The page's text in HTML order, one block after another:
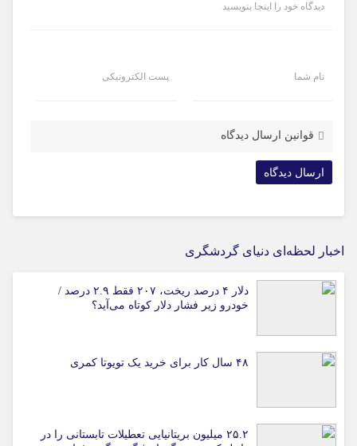
دیدگاه خود را اینجا بنویسید
نام شما پست الکترونیکی
قوانین ارسال دیدگاه
اخبار لحظه‌ای دنیای گردشگری
دلار ۴ درصد ریخت، ۲۰۷ فقط ۲.۹ درصد /
خودرو زیر فشار دلار کوتاه می‌آید؟
۴۸ سال کار برای خرید یک تویوتا کمری
۲۵.۲ میلیون بریتانیایی تعطیلات تابستانی را در